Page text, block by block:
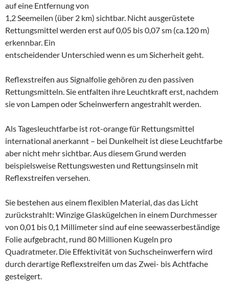
auf eine Entfernung von
1,2 Seemeilen (über 2 km) sichtbar. Nicht ausgerüstete
Rettungsmittel werden erst auf 0,05 bis 0,07 sm (ca.120 m)
erkennbar. Ein
entscheidender Unterschied wenn es um Sicherheit geht.
Reflexstreifen aus Signalfolie gehören zu den passiven
Rettungsmitteln. Sie entfalten ihre Leuchtkraft erst, nachdem
sie von Lampen oder Scheinwerfern angestrahlt werden.
Als Tagesleuchtfarbe ist rot-orange für Rettungsmittel
international anerkannt – bei Dunkelheit ist diese Leuchtfarbe
aber nicht mehr sichtbar. Aus diesem Grund werden
beispielsweise Rettungswesten und Rettungsinseln mit
Reflexstreifen versehen.
Sie bestehen aus einem flexiblen Material, das das Licht
zurückstrahlt: Winzige Glaskügelchen in einem Durchmesser
von 0,01 bis 0,1 Millimeter sind auf eine seewasserbeständige
Folie aufgebracht, rund 80 Millionen Kugeln pro
Quadratmeter. Die Effektivität von Suchscheinwerfern wird
durch derartige Reflexstreifen um das Zwei- bis Achtfache
gesteigert.